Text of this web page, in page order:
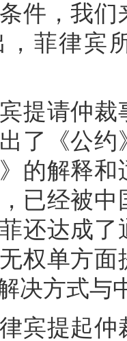
，我们
菲律宾
请仲裁
了《公
的解释
已经被中
还达成
权单方
决方式与
提起仲